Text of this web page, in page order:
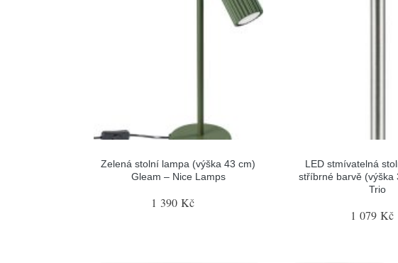
Zelená stolní lampa (výška 43 cm)
Gleam – Nice Lamps
1 390 Kč
LED stmívatelná
stříbrné barvě (výška
Trio
1 079 Kč